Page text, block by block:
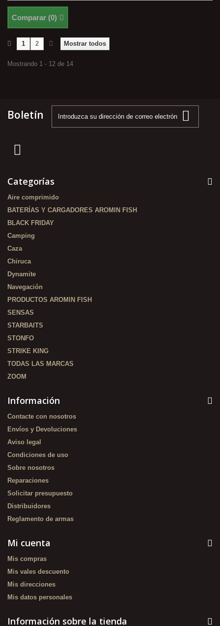
Comparar (0)
Mostrar todos
1 2
Mostrando 1 - 12 de 14
Boletín
Categorías
Aire comprimido
BATERÍAS Y CARGADORES AROMIN FISH
BLACK FRIDAY
Camping
Caza
Chiruca
Dynamite
Navegación
PRODUCTOS AROMIN FISH
SENSAS
STARBAITS
STONFO
STRIKE KING
TODAS LAS MARCAS
ZOOM
Información
Contacte con nosotros
Envíos y Devoluciones
Aviso legal
Condiciones de uso
Sobre nosotros
Reparaciones
Solicitar presupuesto
Distribuidores
Reglamento de armas
Mi cuenta
Mis compras
Mis vales descuento
Mis direcciones
Mis datos personales
Información sobre la tienda